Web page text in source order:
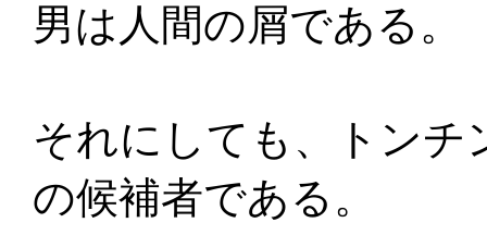
男は人間の屑である。
それにしても、トンチ
の候補者である。